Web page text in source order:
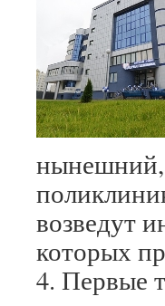
нынешний,
возведут
которых
4. Первые